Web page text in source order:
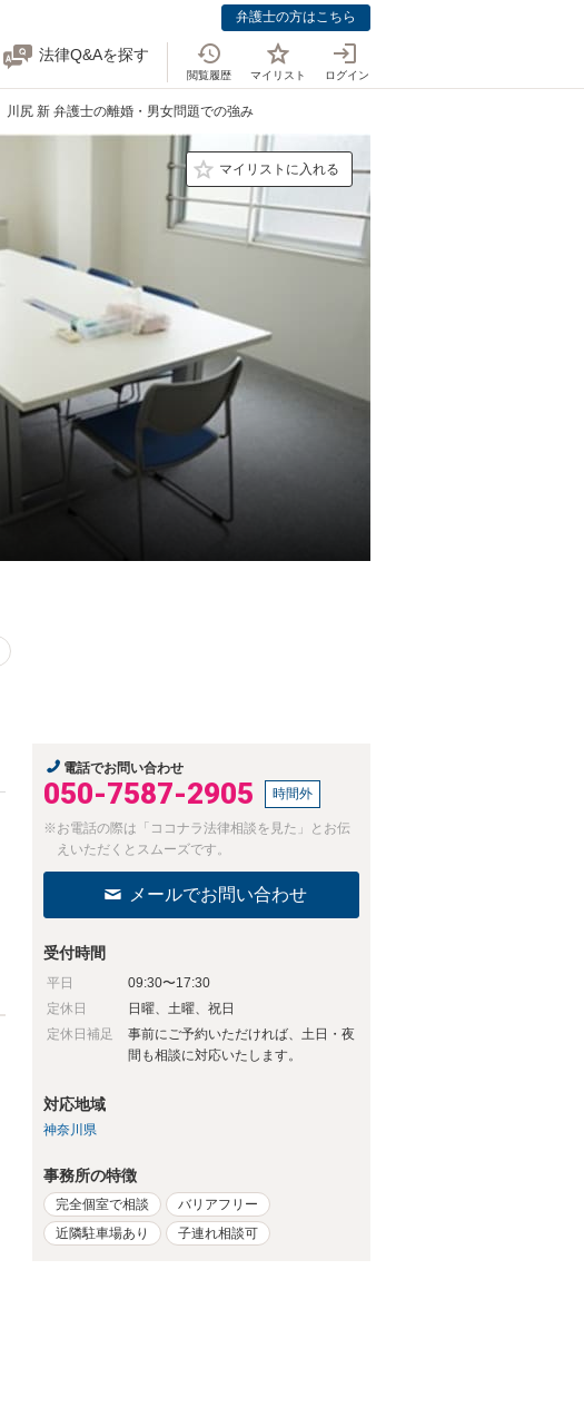
弁護士の方はこちら
法律Q&Aを探す
閲覧履歴 マイリスト ログイン
川尻 新 弁護士の離婚・男女問題での強み
マイリストに入れる
電話でお問い合わせ
050-7587-2905 時間外
※お電話の際は「ココナラ法律相談を見た」とお伝
えいただくとスムーズです。
メールでお問い合わせ
受付時間
平日
09:30〜17:30
定休日
日曜、土曜、祝日
定休日補足
事前にご予約いただければ、土日・夜
間も相談に対応いたします。
対応地域
神奈川県
事務所の特徴
完全個室で相談
バリアフリー
近隣駐車場あり
子連れ相談可